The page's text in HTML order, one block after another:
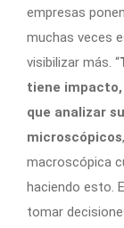
empresas
muchas veces
visibilizar más. “
tiene impacto,
que analizar
microscópicos
macroscópica
haciendo esto.
tomar